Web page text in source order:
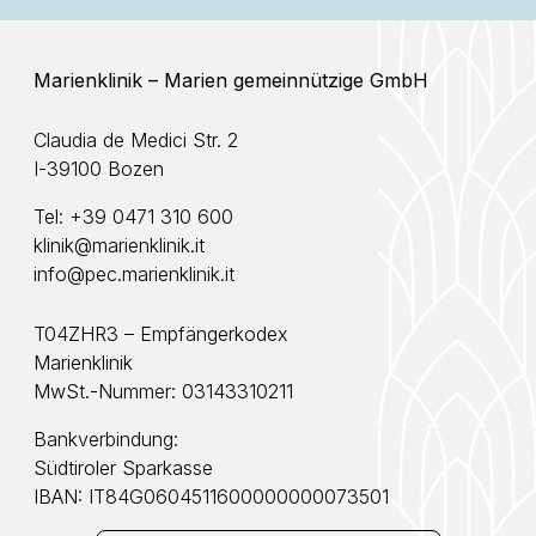
Marienklinik – Marien gemeinnützige GmbH
Claudia de Medici Str. 2
I-39100 Bozen
Tel: +39 0471 310 600
klinik@marienklinik.it
info@pec.marienklinik.it
T04ZHR3 – Empfängerkodex
Marienklinik
MwSt.-Nummer: 03143310211
Bankverbindung:
Südtiroler Sparkasse
IBAN: IT84G0604511600000000073501